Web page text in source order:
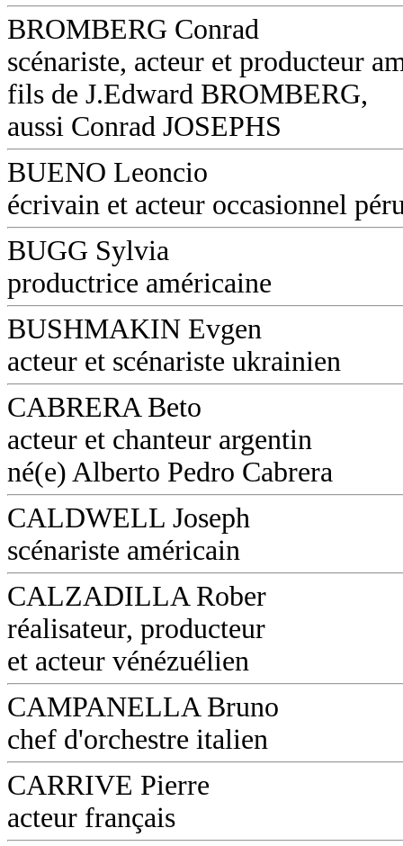
BROMBERG Conrad
scénariste, acteur et producteur
fils de J.Edward BROMBERG,
aussi Conrad JOSEPHS
BUENO Leoncio
écrivain et acteur occasionnel
BUGG Sylvia
productrice américaine
BUSHMAKIN Evgen
acteur et scénariste ukrainien
CABRERA Beto
acteur et chanteur argentin
né(e) Alberto Pedro Cabrera
CALDWELL Joseph
scénariste américain
CALZADILLA Rober
réalisateur, producteur
et acteur vénézuélien
CAMPANELLA Bruno
chef d'orchestre italien
CARRIVE Pierre
acteur français